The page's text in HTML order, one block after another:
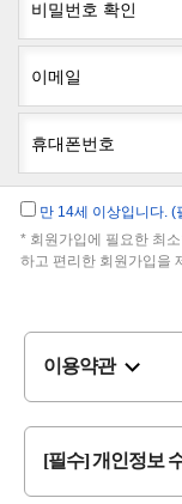
비밀번호 확인
이메일
휴대폰번호
만 14세 이상입니다. (
* 회원가입에 필요한 최
하고 편리한 회원가입을
이용약관
[필수] 개인정보